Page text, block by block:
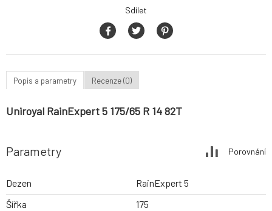
Sdílet
Popis a parametry Recenze (0)
Uniroyal RainExpert 5 175/65 R 14 82T
Parametry Porovnání
Dezen
RainExpert 5
Šířka
175